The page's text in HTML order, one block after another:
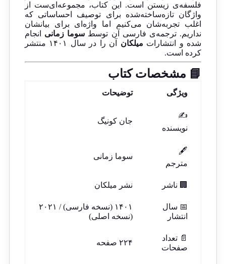
فلسفه‌ی زیستن است. این کتاب، مجموعه‌ای‌ست از
واژگان تازه‌ساخته‌شده برای توصیف احساساتی که
اغلب تجربه‌شان می‌کنیم اما واژه‌ای برای بیانشان
نداریم. ترجمه‌ی فارسی آن توسط سوما زمانی انجام
شده و انتشارات میلکان
آن را در سال ۱۴۰۱ منتشر
کرده است.
📘 مشخصات کتاب
ویژگی توضیحات
✍️
نویسنده
جان کونیگ
🖋️
مترجم
سوما زمانی
🏢 ناشر نشر میلکان
📅 سال
انتشار
۱۴۰۱ (نسخه فارسی) / ۲۰۲۱
(نسخه اصلی)
📄 تعداد
صفحات
۲۲۴ صفحه